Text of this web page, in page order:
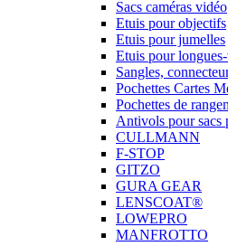
Sacs caméras vidéo
Etuis pour objectifs
Etuis pour jumelles
Etuis pour
Sangles,
Pochettes Cartes
Pochettes de
Antivols pour sacs
CULLMANN
F-STOP
GITZO
GURA GEAR
LENSCOAT®
LOWEPRO
MANFROTTO